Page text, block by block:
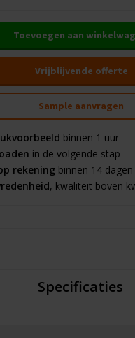
Toevoegen aan
Vrijblijvende offerte
Sample aanvragen
binnen 1 uur
in de volgende stap
rekeningbinnen 14 dagen
, kwaliteit boven
Specificaties